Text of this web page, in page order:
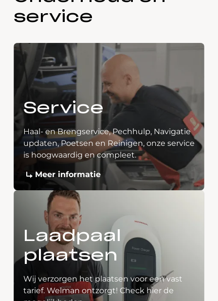
service
Service
Haal- en Brengservice, Pechhulp, Navigatie
updaten, Poetsen en Reinigen, onze service
is hoogwaardig en compleet.
Meer informatie
Laadpaal
plaatsen
Wij verzorgen het plaatsen voor een vast
tarief. Welman ontzorgt! Check hier de